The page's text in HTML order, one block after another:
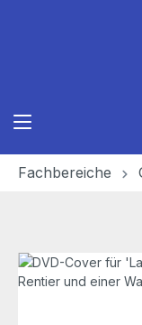
Fachbereiche
Bildergalerie